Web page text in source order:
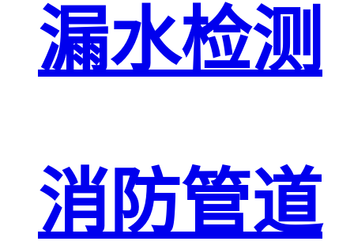
漏水检测
消防管道